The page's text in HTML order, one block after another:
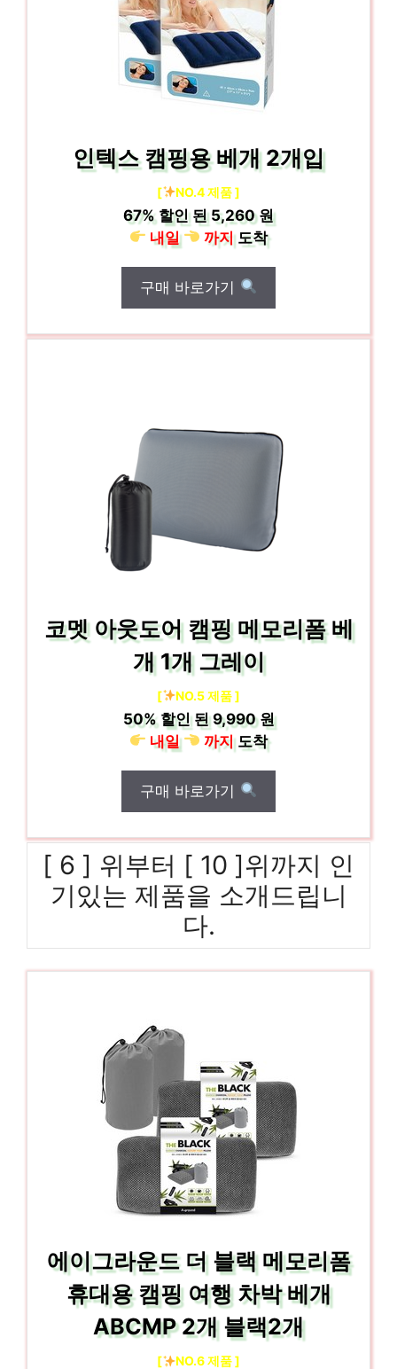
인텍스 캠핑용 베개 2개입
[ NO.4 제품 ]
67% 할인 된5,260 원
내일
까지도착
구매 바로가기
코멧 아웃도어 캠핑 메모리폼 베
개 1개 그레이
[ NO.5 제품 ]
50%할인 된9,990 원
내일
까지도착
구매 바로가기
[ 6 ] 위부터 [ 10 ]위까지 인
기있는 제품을 소개드립니
다.
에이그라운드 더 블랙 메모리폼
휴대용 캠핑 여행 차박 베개
ABCMP 2개 블랙2개
[ NO.6 제품 ]